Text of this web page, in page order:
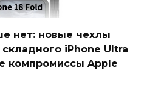
нет: новые чехлы
iPhone Ultra
компромиссы Apple